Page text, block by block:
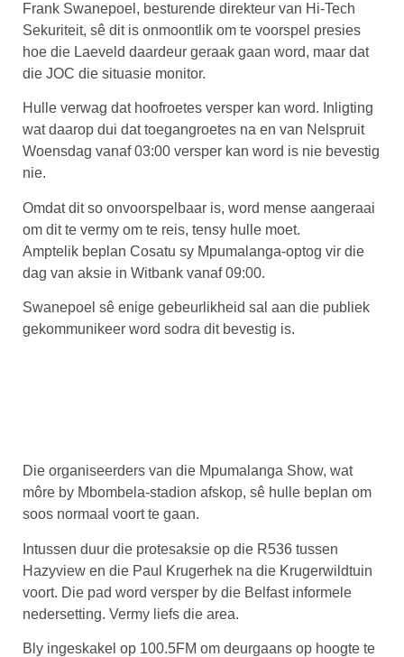
Frank Swanepoel, besturende direkteur van Hi-Tech
Sekuriteit, sê dit is onmoontlik om te voorspel presies
hoe die Laeveld daardeur geraak gaan word, maar dat
die JOC die situasie monitor.
Hulle verwag dat hoofroetes versper kan word. Inligting
wat daarop dui dat toegangroetes na en van Nelspruit
Woensdag vanaf 03:00 versper kan word is nie bevestig
nie.
Omdat dit so onvoorspelbaar is, word mense aangeraai
om dit te vermy om te reis, tensy hulle moet.
Amptelik beplan Cosatu sy Mpumalanga-optog vir die
dag van aksie in Witbank vanaf 09:00.
Swanepoel sê enige gebeurlikheid sal aan die publiek
gekommunikeer word sodra dit bevestig is.
Die organiseerders van die Mpumalanga Show, wat
môre by Mbombela-stadion afskop, sê hulle beplan om
soos normaal voort te gaan.
Intussen duur die protesaksie op die R536 tussen
Hazyview en die Paul Krugerhek na die Krugerwildtuin
voort. Die pad word versper by die Belfast informele
nedersetting. Vermy liefs die area.
Bly ingeskakel op 100.5FM om deurgaans op hoogte te